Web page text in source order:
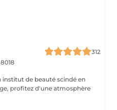
312
institut de beauté scindé en